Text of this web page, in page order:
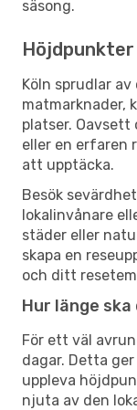
säsong.
Höjdpunkter
Köln sprudlar
matmarknader,
platser. Oavsett
eller en erfaren
att upptäcka.
Besök
lokalinvånare
städer eller
skapa en
och ditt
Hur länge
För ett väl
dagar. Detta
uppleva
njuta av den